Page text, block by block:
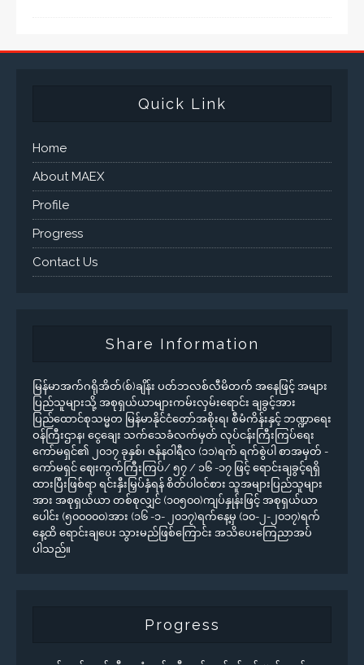
Quick Link
Home
About MAEX
Profile
Progress
Contact Us
Share Information
မြန်မာအက်ဂရိုအိတ်(စ်)ချိန်း ပတ်ဘလစ်လီမိတက် အနေဖြင့် အများ
ပြည်သူများသို့ အစုရှယ်ယာများကမ်းလှမ်းရောင်း ချခွင့်အား
ပြည်ထောင်စုသမ္မတ မြန်မာနိုင်ငံတော်အစိုးရ၊ စီမံကိန်းနှင့် ဘဏ္ဍာရေး
ဝန်ကြီးဌာန၊ ငွေချေး သက်သေခံလက်မှတ် လုပ်ငန်းကြီးကြပ်ရေး
ကော်မရှင်၏ ၂၀၁၇ ခုနှစ်၊ ဇန်နဝါရီလ (၁၁)ရက် ရက်စွဲပါ စာအမှတ် -
ကော်မရှင် ဈေးကွက်ကြီးကြပ်/ ၅၇ / ၁၆ -၁၇ ဖြင့် ရောင်းချခွင့်ရရှိ
ထားပြီးဖြစ်ရာ ရင်းနှီးမြှပ်နှံရန် စိတ်ပါဝင်စား သူအများပြည်သူများ
အား အစုရှယ်ယာ တစ်စုလျှင် (၁၀၅၀၀)ကျပ်နှုန်းဖြင့် အစုရှယ်ယာ
ပေါင်း (၅၀၀၀၀၀)အား (၁၆ -၁- ၂၀၁၇)ရက်နေ့မှ (၁၀-၂-၂၀၁၇)ရက်
နေ့ထိ ရောင်းချပေး သွားမည်ဖြစ်ကြောင်း အသိပေးကြေညာအပ်
ပါသည်။
Progress